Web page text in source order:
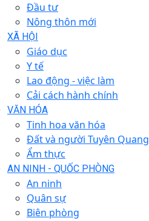
Đầu tư
Nông thôn mới
XÃ HỘI
Giáo dục
Y tế
Lao động - việc làm
Cải cách hành chính
VĂN HÓA
Tinh hoa văn hóa
Đất và người Tuyên Quang
Ẩm thực
AN NINH - QUỐC PHÒNG
An ninh
Quân sự
Biên phòng